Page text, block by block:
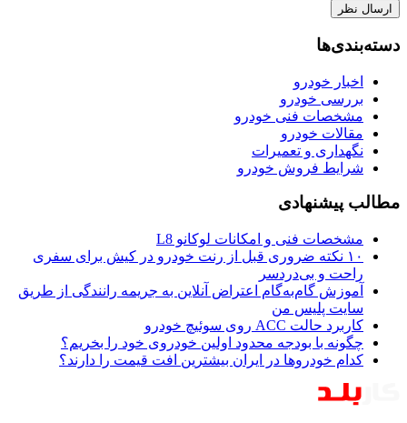
ارسال نظر
دسته‌بندی‌ها
اخبار خودرو
بررسی خودرو
مشخصات فنی خودرو
مقالات خودرو
نگهداری و تعمیرات
شرایط فروش خودرو
مطالب پیشنهادی
مشخصات فنی و امکانات لوکانو L8
۱۰ نکته ضروری قبل از رنت خودرو در کیش برای سفری
راحت و بی‌دردسر
آموزش گام‌به‌گام اعتراض آنلاین به جریمه رانندگی از طریق
سایت پلیس من
کاربرد حالت ACC روی سوئیچ خودرو
چگونه با بودجه محدود اولین خودروی خود را بخریم؟
کدام خودروها در ایران بیشترین افت قیمت را دارند؟